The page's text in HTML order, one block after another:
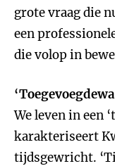
grote vraag die
een
die volop in
We leven in een
karakteriseert
tijdsgewricht.